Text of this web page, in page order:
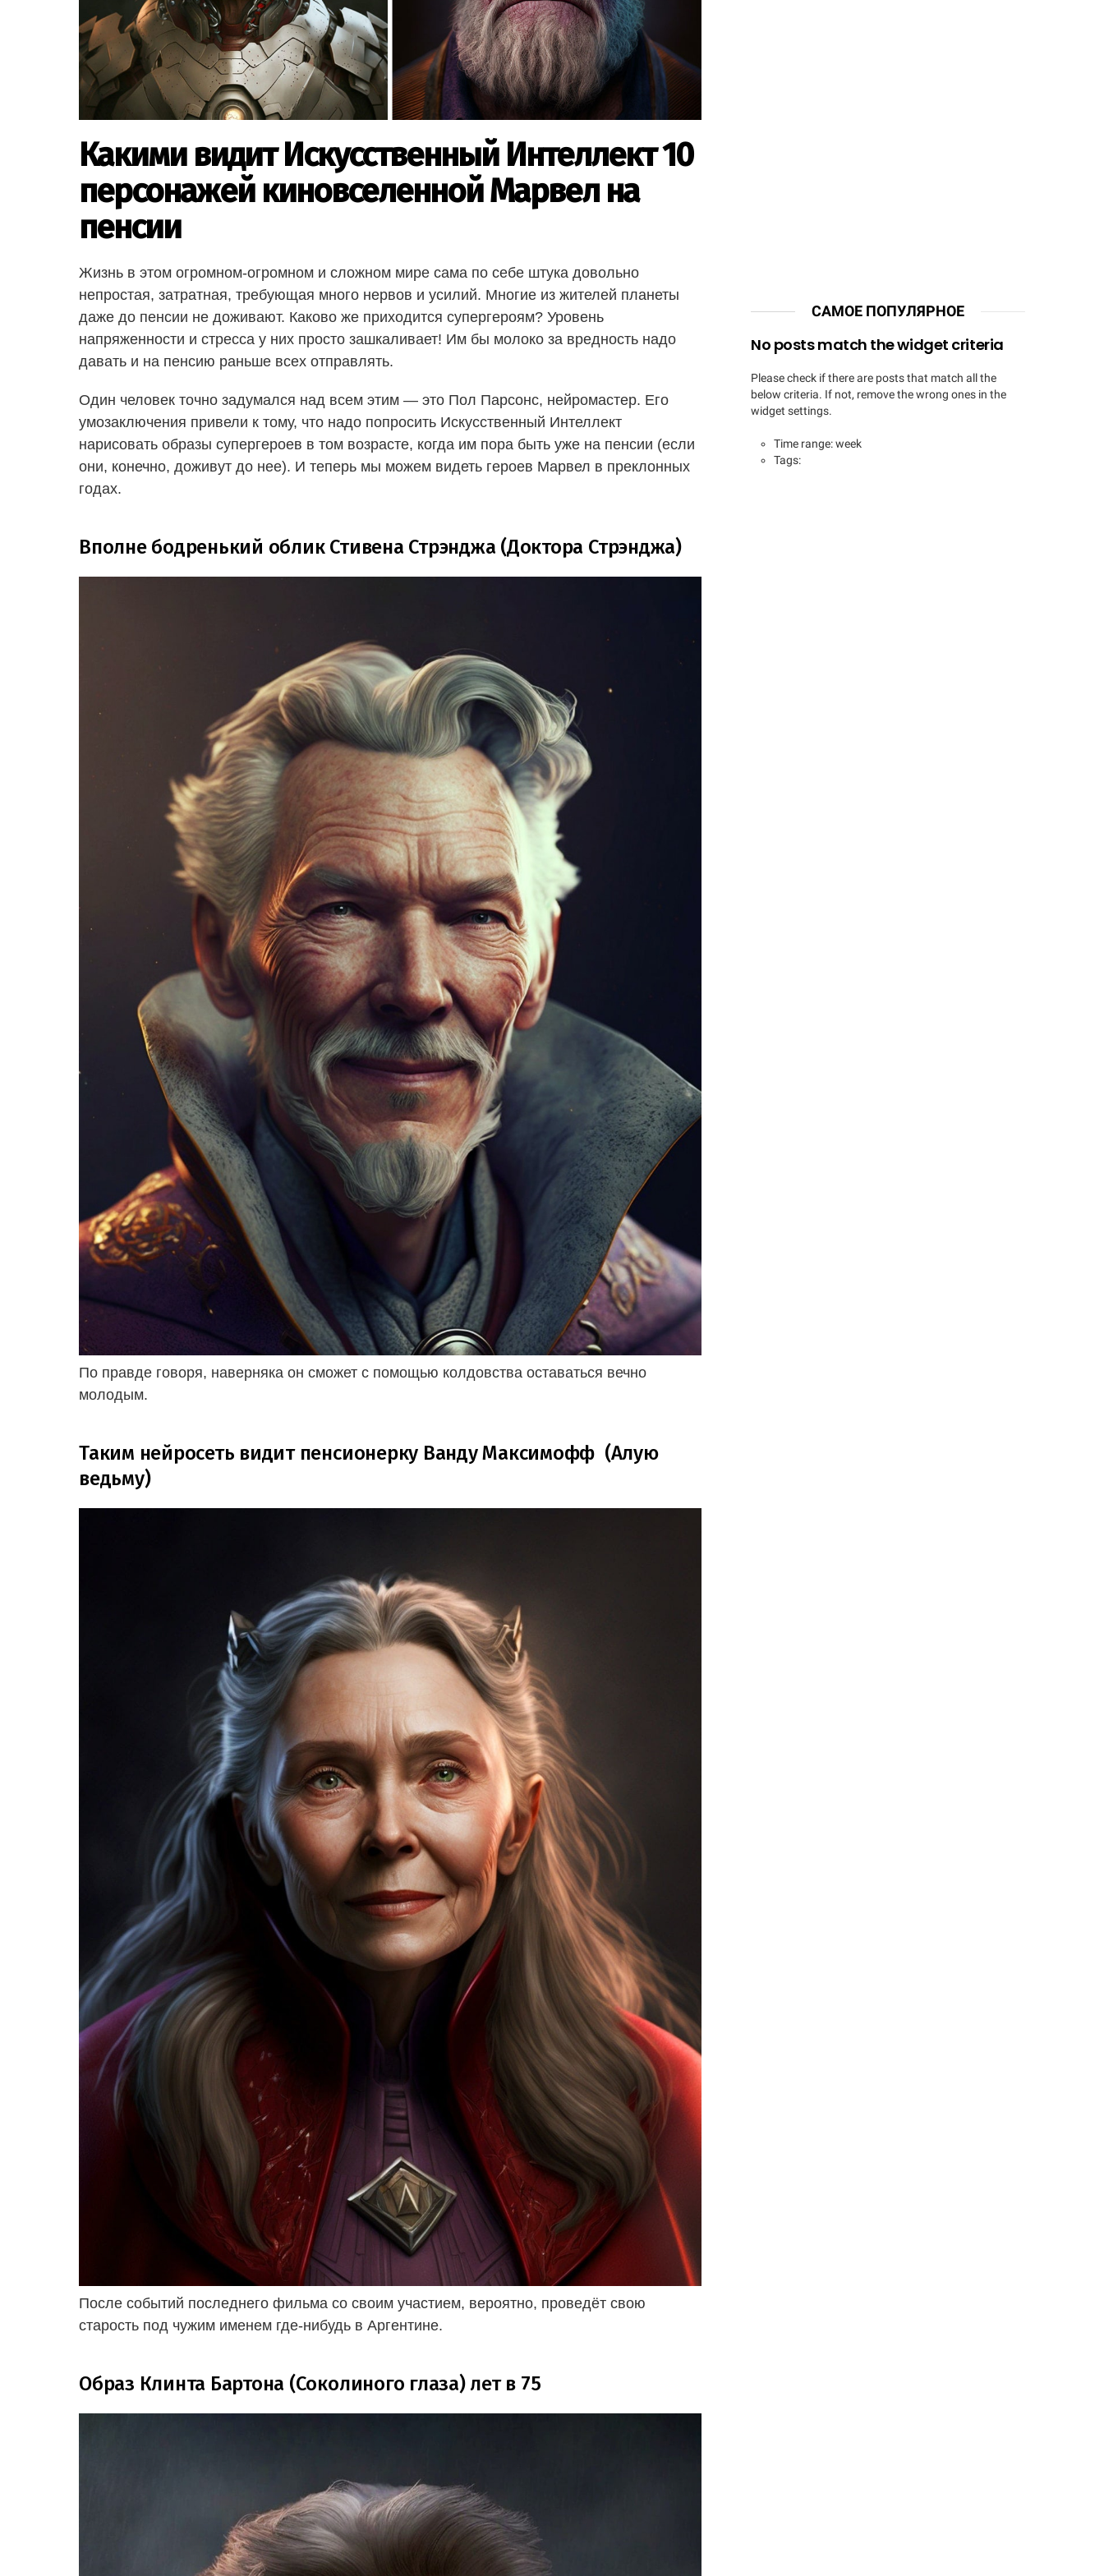
Какими видит Искусственный Интеллект 10
персонажей киновселенной Марвел на
пенсии
Жизнь в этом огромном-огромном и сложном мире сама по себе штука довольно
непростая, затратная, требующая много нервов и усилий. Многие из жителей планеты
даже до пенсии не доживают. Каково же приходится супергероям? Уровень
напряженности и стресса у них просто зашкаливает! Им бы молоко за вредность надо
давать и на пенсию раньше всех отправлять.
Один человек точно задумался над всем этим — это Пол Парсонс, нейромастер. Его
умозаключения привели к тому, что надо попросить Искусственный Интеллект
нарисовать образы супергероев в том возрасте, когда им пора быть уже на пенсии (если
они, конечно, доживут до нее). И теперь мы можем видеть героев Марвел в преклонных
годах.
Вполне бодренький облик Стивена Стрэнджа (Доктора Стрэнджа)
По правде говоря, наверняка он сможет с помощью колдовства оставаться вечно
молодым.
Таким нейросеть видит пенсионерку Ванду Максимофф (Алую
ведьму)
После событий последнего фильма со своим участием, вероятно, проведёт свою
старость под чужим именем где-нибудь в Аргентине.
Образ Клинта Бартона (Соколиного глаза) лет в 75
САМОЕ ПОПУЛЯРНОЕ
No posts match the widget criteria
Please check if there are posts that match all the
below criteria. If not, remove the wrong ones in the
widget settings.
Time range: week
Tags: